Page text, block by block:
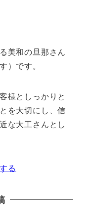
美和の旦那さん
）です。
様としっかりと
を大切にし、信
な大工さんとし
る